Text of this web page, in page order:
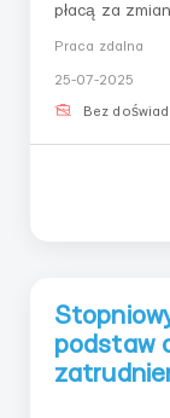
płacą za
Tym, którzy
lubią
Praca zdalna
25-07-2025
Bez
podstaw